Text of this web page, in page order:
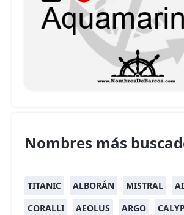
Nombres más
TITANIC ALBORÁN MISTRAL
CORALLI
AEOLUS ARGO